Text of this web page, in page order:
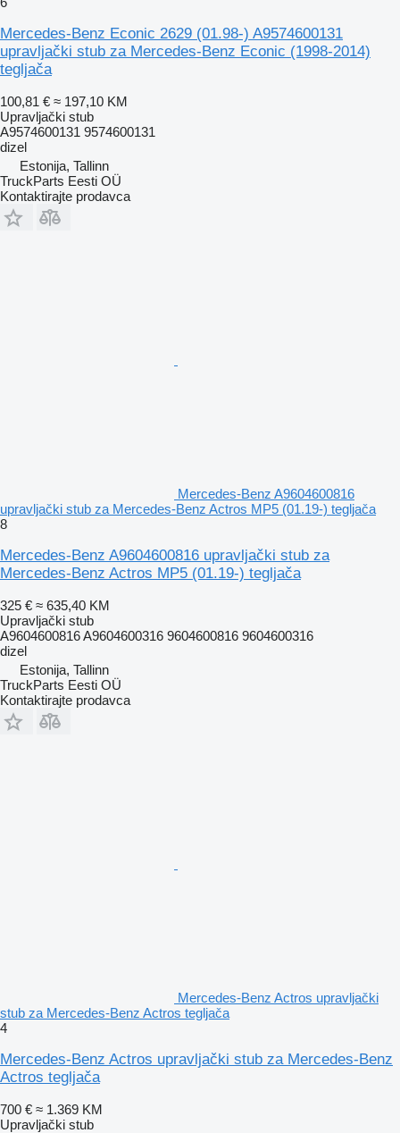
Mercedes-Benz Econic 2629 (01.98-) A9574600131
upravljački stub za Mercedes-Benz Econic (1998-2014)
tegljača
100,81 € ≈ 197,10 KM
Upravljački stub
A9574600131 9574600131
dizel
Estonija, Tallinn
TruckParts Eesti OÜ
Kontaktirajte prodavca
Mercedes-Benz A9604600816
upravljački stub za Mercedes-Benz Actros MP5 (01.19-) tegljača
8
Mercedes-Benz A9604600816 upravljački stub za
Mercedes-Benz Actros MP5 (01.19-) tegljača
325 € ≈ 635,40 KM
Upravljački stub
A9604600816 A9604600316 9604600816 9604600316
dizel
Estonija, Tallinn
TruckParts Eesti OÜ
Kontaktirajte prodavca
Mercedes-Benz Actros upravljački
stub za Mercedes-Benz Actros tegljača
4
Mercedes-Benz Actros upravljački stub za Mercedes-Benz
Actros tegljača
700 € ≈ 1.369 KM
Upravljački stub